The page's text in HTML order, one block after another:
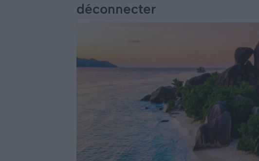
déconnecter